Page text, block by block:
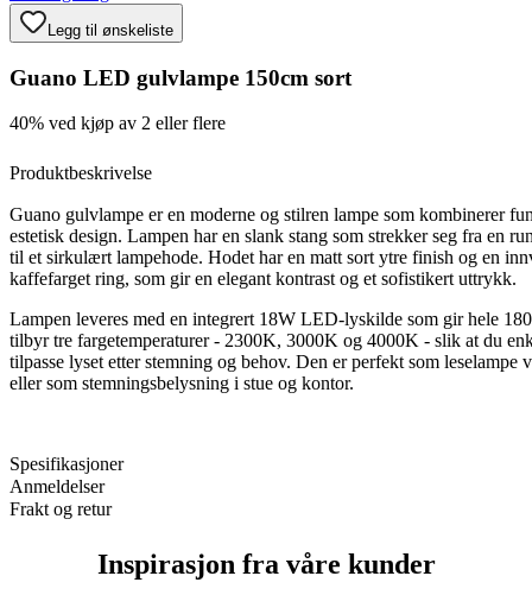
Legg til ønskeliste
Guano LED gulvlampe 150cm sort
40% ved kjøp av 2 eller flere
Produktbeskrivelse
Guano gulvlampe er en moderne og stilren lampe som kombinerer
estetisk design. Lampen har en slank stang som strekker seg fra en
til et sirkulært lampehode. Hodet har en matt sort ytre finish og en
kaffefarget ring, som gir en elegant kontrast og et sofistikert uttrykk.
Lampen leveres med en integrert 18W LED-lyskilde som gir hele
tilbyr tre fargetemperaturer - 2300K, 3000K og 4000K - slik at du
tilpasse lyset etter stemning og behov. Den er perfekt som leselampe
eller som stemningsbelysning i stue og kontor.
Spesifikasjoner
Anmeldelser
Frakt og retur
Inspirasjon fra våre kunder